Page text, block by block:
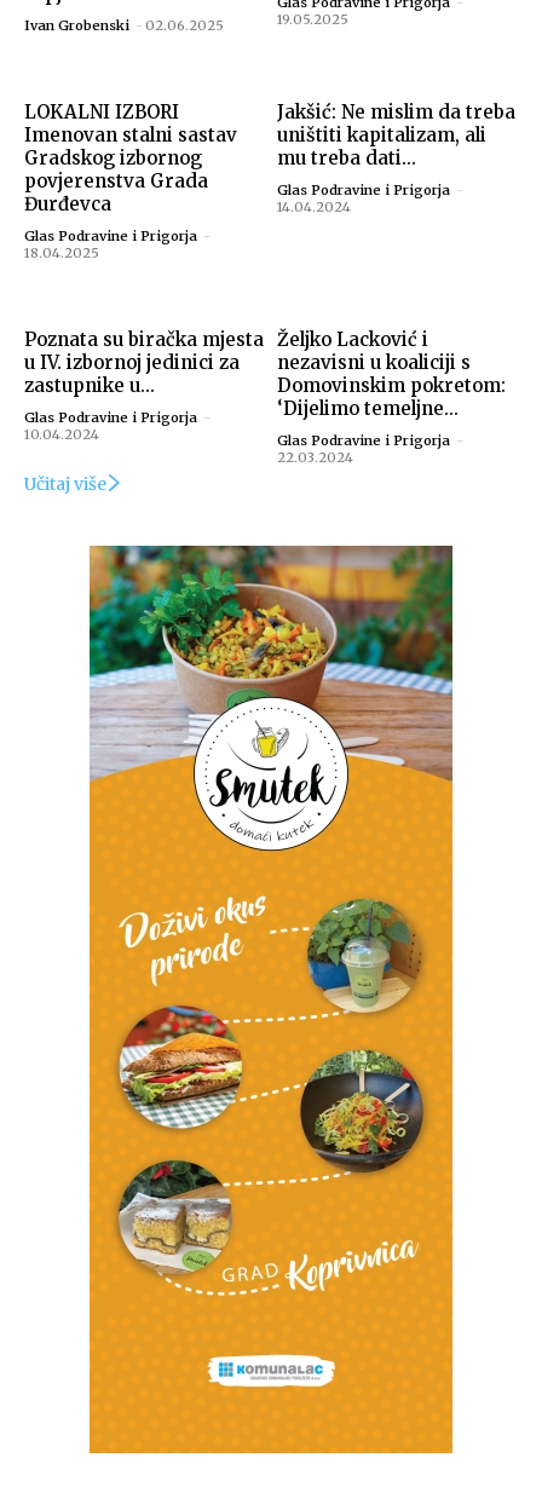
Ivan Grobenski - 02.06.2025
19.05.2025
LOKALNI IZBORI
Imenovan stalni sastav
Gradskog izbornog
povjerenstva Grada
Đurđevca
Glas Podravine i Prigorja -
18.04.2025
Jakšić: Ne mislim da treba
uništiti kapitalizam, ali
mu treba dati...
Glas Podravine i Prigorja -
14.04.2024
Poznata su biračka mjesta
u IV. izbornoj jedinici za
zastupnike u...
Glas Podravine i Prigorja -
10.04.2024
Željko Lacković i
nezavisni u koaliciji s
Domovinskim pokretom:
‘Dijelimo temeljne...
Glas Podravine i Prigorja -
22.03.2024
Učitaj više